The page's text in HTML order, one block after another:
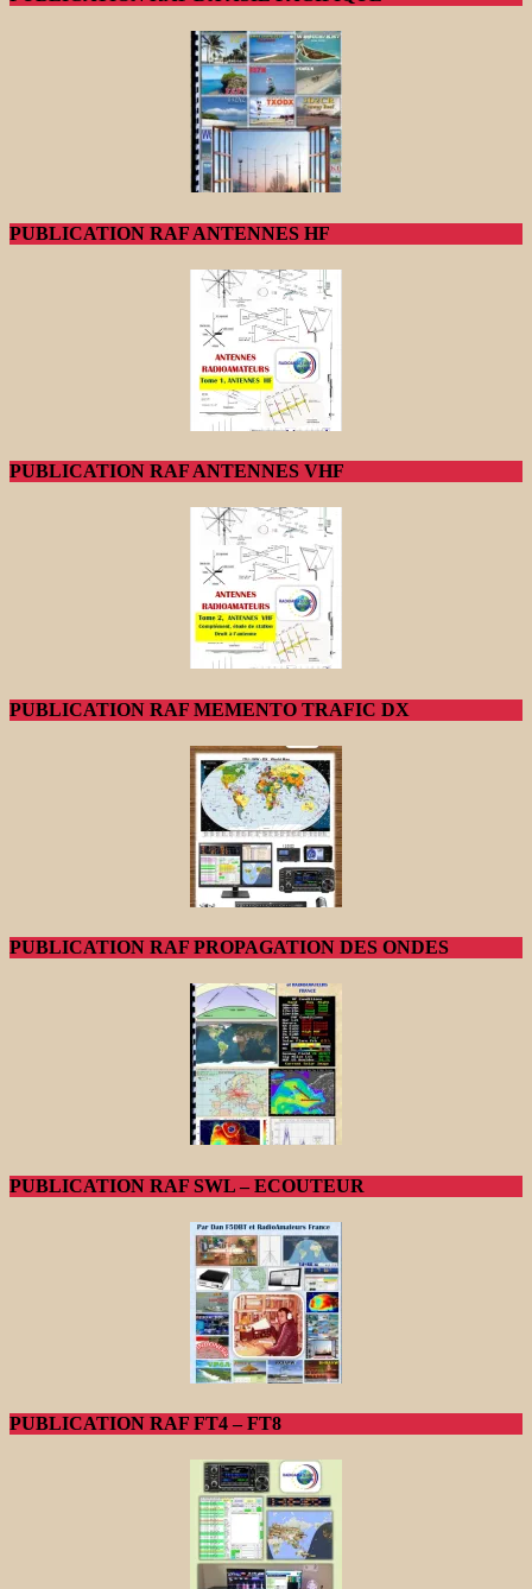
PUBLICATION RAF ANTENNES HF
PUBLICATION RAF ANTENNES VHF
PUBLICATION RAF MEMENTO TRAFIC DX
PUBLICATION RAF PROPAGATION DES ONDES
PUBLICATION RAF SWL – ECOUTEUR
PUBLICATION RAF FT4 – FT8